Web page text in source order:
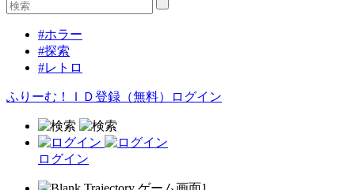
#ホラー
#探索
#レトロ
ふりーむ！ＩＤ登録（無料） ログイン
ログイン